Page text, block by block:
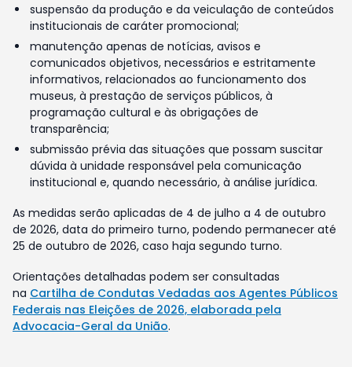
suspensão da produção e da veiculação de conteúdos
institucionais de caráter promocional;
manutenção apenas de notícias, avisos e
comunicados objetivos, necessários e estritamente
informativos, relacionados ao funcionamento dos
museus, à prestação de serviços públicos, à
programação cultural e às obrigações de
transparência;
submissão prévia das situações que possam suscitar
dúvida à unidade responsável pela comunicação
institucional e, quando necessário, à análise jurídica.
As medidas serão aplicadas de 4 de julho a 4 de outubro
de 2026, data do primeiro turno, podendo permanecer até
25 de outubro de 2026, caso haja segundo turno.
Orientações detalhadas podem ser consultadas
na Cartilha de Condutas Vedadas aos Agentes Públicos
Federais nas Eleições de 2026, elaborada pela
Advocacia-Geral da União.